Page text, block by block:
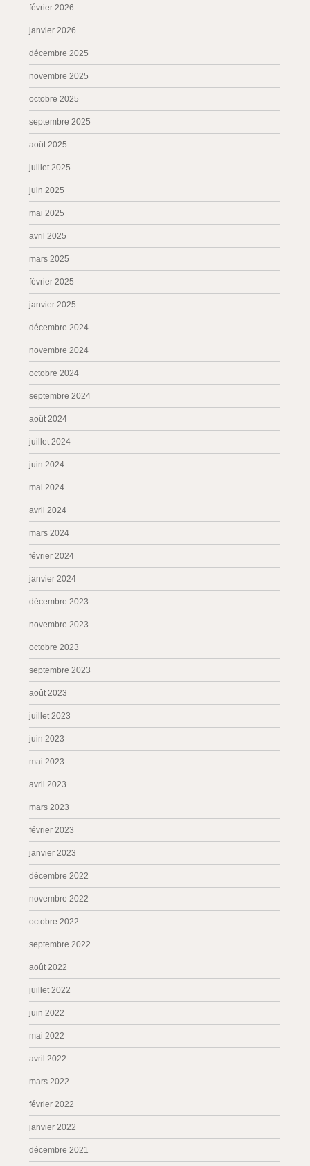
février 2026
janvier 2026
décembre 2025
novembre 2025
octobre 2025
septembre 2025
août 2025
juillet 2025
juin 2025
mai 2025
avril 2025
mars 2025
février 2025
janvier 2025
décembre 2024
novembre 2024
octobre 2024
septembre 2024
août 2024
juillet 2024
juin 2024
mai 2024
avril 2024
mars 2024
février 2024
janvier 2024
décembre 2023
novembre 2023
octobre 2023
septembre 2023
août 2023
juillet 2023
juin 2023
mai 2023
avril 2023
mars 2023
février 2023
janvier 2023
décembre 2022
novembre 2022
octobre 2022
septembre 2022
août 2022
juillet 2022
juin 2022
mai 2022
avril 2022
mars 2022
février 2022
janvier 2022
décembre 2021